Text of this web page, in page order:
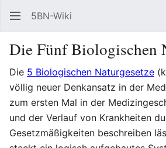
5BN-Wiki
Die Fünf Biologischen
Die 5 Biologischen Naturgesetze
völlig neuer Denkansatz in der
zum ersten Mal in der
und der Verlauf von Krankheiten
Gesetzmäßigkeiten beschreiben